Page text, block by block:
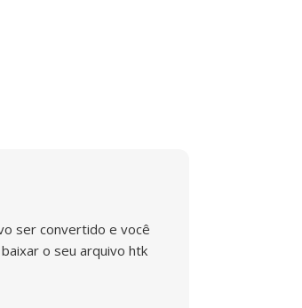
ser convertido e você
o seu arquivo htk